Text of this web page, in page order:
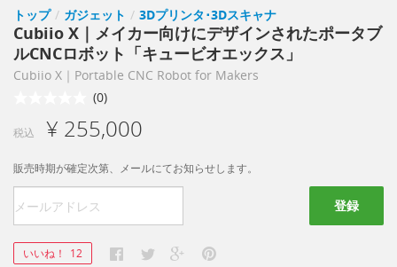
トップ / ガジェット / 3Dプリンタ･3Dスキャナ
Cubiio X｜メイカー向けにデザインされたポータブ
ルCNCロボット「キュービオエックス」
Cubiio X｜Portable CNC Robot for Makers
(0)
税込 ¥ 255,000
販売時期が確定次第、メールにてお知らせします。
登録
いいね！ 12